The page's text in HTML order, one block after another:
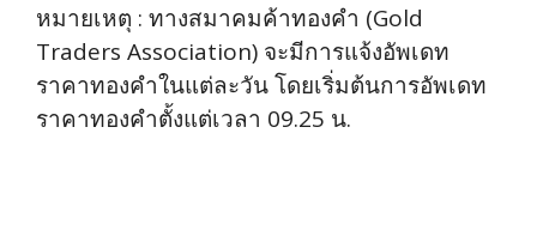
หมายเหตุ : ทางสมาคมค้าทองคำ (Gold
Traders Association) จะมีการแจ้งอัพเดท
ราคาทองคำในแต่ละวัน โดยเริ่มต้นการอัพเดท
ราคาทองคำตั้งแต่เวลา 09.25 น.